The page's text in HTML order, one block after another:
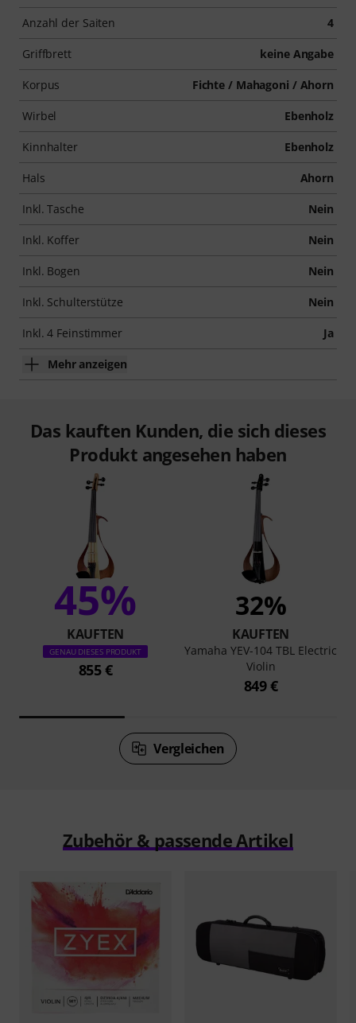
Anzahl der Saiten 4
Griffbrett keine Angabe
Korpus Fichte / Mahagoni / Ahorn
Wirbel Ebenholz
Kinnhalter Ebenholz
Hals Ahorn
Inkl. Tasche Nein
Inkl. Koffer Nein
Inkl. Bogen Nein
Inkl. Schulterstütze Nein
Inkl. 4 Feinstimmer Ja
Mehr anzeigen
Das kauften Kunden, die sich dieses
Produkt angesehen haben
45%
KAUFTEN
GENAU DIESES PRODUKT
855 €
32%
KAUFTEN
Yamaha YEV-104 TBL Electric
Violin
849 €
Vergleichen
Zubehör & passende Artikel